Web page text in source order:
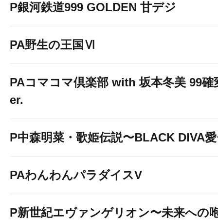
P銀河鉄道999 GOLDEN 甘デジ
PA野生の王国Ⅵ
PAコマコマ倶楽部 with 坂本冬美 99確
er.
P中森明菜・歌姫伝説〜BLACK DIVA
PAわんわんパラダイスV
P新世紀エヴァンゲリオン〜未来への